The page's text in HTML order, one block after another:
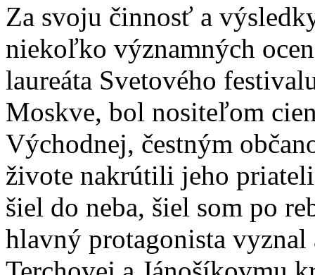
Za svoju činnosť a
niekoľko významných
laureáta Svetového
Moskve, bol nositeľom
Východnej, čestným
živote nakrútili jeho
šiel do neba, šiel som po
hlavný protagonista